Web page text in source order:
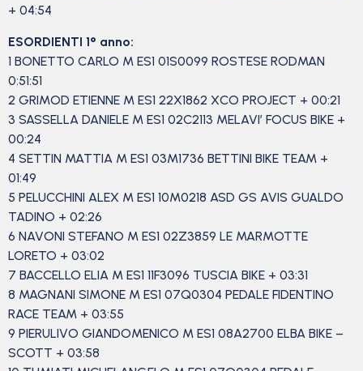
+ 04:54
ESORDIENTI 1° anno:
1 BONETTO CARLO M ES1 01S0099 ROSTESE RODMAN
0:51:51
2 GRIMOD ETIENNE M ES1 22X1862 XCO PROJECT + 00:21
3 SASSELLA DANIELE M ES1 02C2113 MELAVI’ FOCUS BIKE +
00:24
4 SETTIN MATTIA M ES1 03M1736 BETTINI BIKE TEAM +
01:49
5 PELUCCHINI ALEX M ES1 10M0218 ASD GS AVIS GUALDO
TADINO + 02:26
6 NAVONI STEFANO M ES1 02Z3859 LE MARMOTTE
LORETO + 03:02
7 BACCELLO ELIA M ES1 11F3096 TUSCIA BIKE + 03:31
8 MAGNANI SIMONE M ES1 07Q0304 PEDALE FIDENTINO
RACE TEAM + 03:55
9 PIERULIVO GIANDOMENICO M ES1 08A2700 ELBA BIKE –
SCOTT + 03:58